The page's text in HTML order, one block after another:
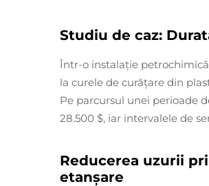
Studiu de caz:
Într-o instalație petrochimică
la curele de curățare din
Pe parcursul unei perioade
28.500 $, iar intervalele de
Reducerea uzurii
etanșare